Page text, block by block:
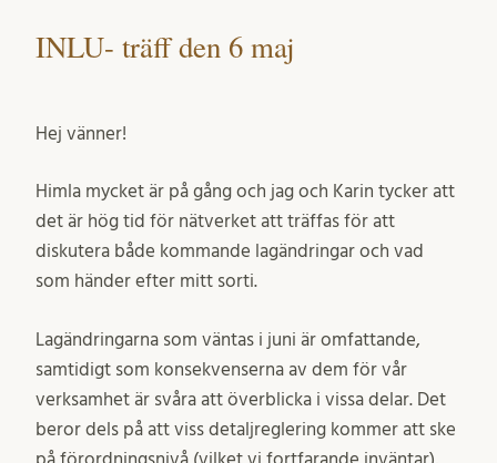
INLU- träff den 6 maj
Hej vänner!
Himla mycket är på gång och jag och Karin tycker att
det är hög tid för nätverket att träffas för att
diskutera både kommande lagändringar och vad
som händer efter mitt sorti.
Lagändringarna som väntas i juni är omfattande,
samtidigt som konsekvenserna av dem för vår
verksamhet är svåra att överblicka i vissa delar. Det
beror dels på att viss detaljreglering kommer att ske
på förordningsnivå (vilket vi fortfarande inväntar),